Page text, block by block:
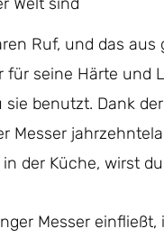
Ruf, und das
seine Härte und
benutzt. Dank
Messer
der Küche, wirst
Messer